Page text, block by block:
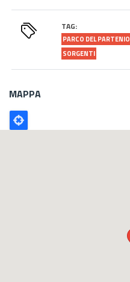
TAG:
PARCO DEL PARTENIO
SORGENTI
MAPPA
Poligono
GEO